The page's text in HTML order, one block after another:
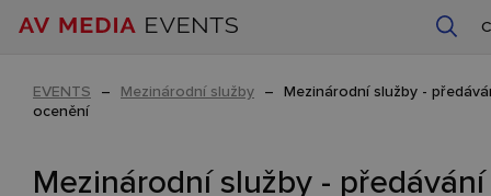
EVENTS – Mezinárodní služby – Mezinárodní služby -
ocenění
Mezinárodní služby - předávání